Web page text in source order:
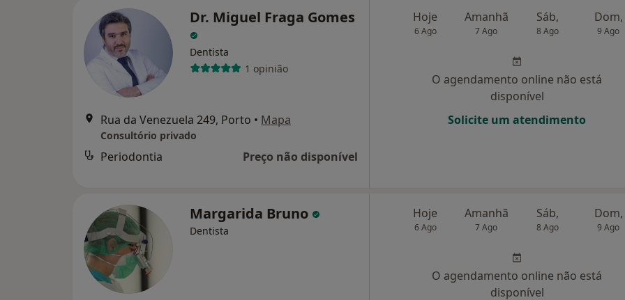
Dr. Miguel Fraga Gomes
Dentista
1 opinião
Rua da Venezuela 249, Porto • Mapa
Consultório privado
Periodontia Preço não disponível
Hoje
6 Ago
Amanhã
7 Ago
Sáb,
8 Ago
Dom,
9 Ago
O agendamento online não está
disponível
Solicite um atendimento
Margarida Bruno
Dentista
Hoje
6 Ago
Amanhã
7 Ago
Sáb,
8 Ago
Dom,
9 Ago
O agendamento online não está
disponível